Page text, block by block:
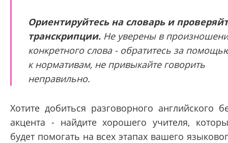
Ориентируйтесь на словарь и
транскрипции. Не уверены в
конкретного слова - обратитесь за
к нормативам, не привыкайте говорить
неправильно.
Хотите добиться разговорного английского
акцента - найдите хорошего учителя,
будет помогать на всех этапах вашего